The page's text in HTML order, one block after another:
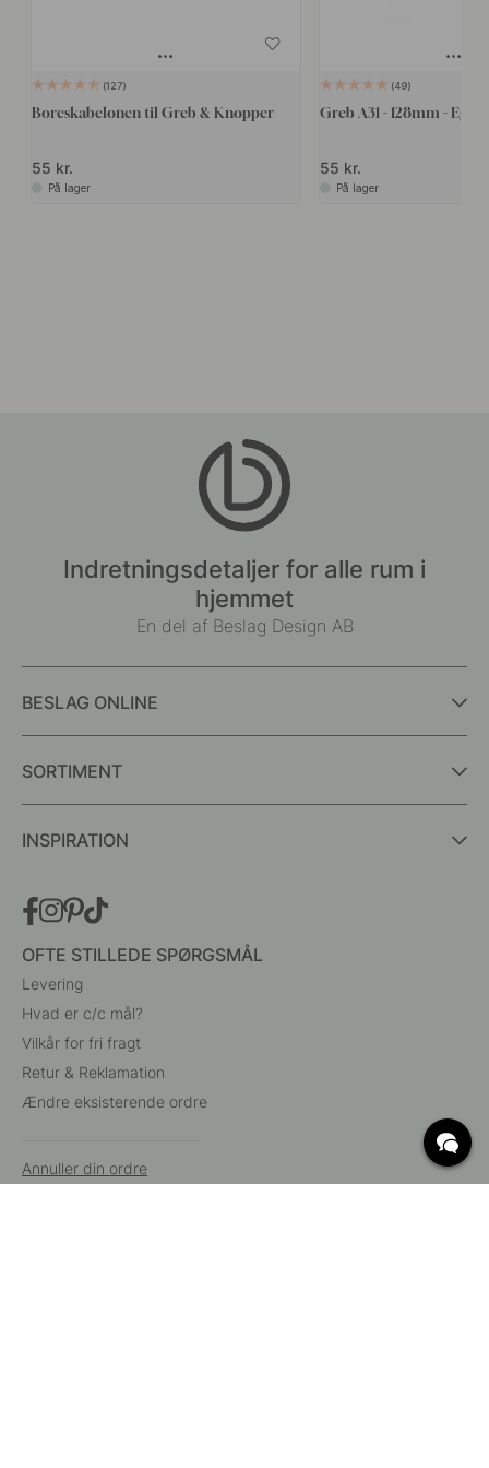
127
Boreskabelonen til Greb & Knopper
55 kr.
På lager
49
Greb A31 - 128mm - Eg
55 kr.
På lager
Indretningsdetaljer for alle rum i
hjemmet
En del af Beslag Design AB
BESLAG ONLINE
SORTIMENT
INSPIRATION
OFTE STILLEDE SPØRGSMÅL
Levering
Hvad er c/c mål?
Vilkår for fri fragt
Retur & Reklamation
Ændre eksisterende ordre
Annuller din ordre